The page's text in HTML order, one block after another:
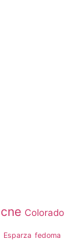
cne Colorado
Esparza fedoma